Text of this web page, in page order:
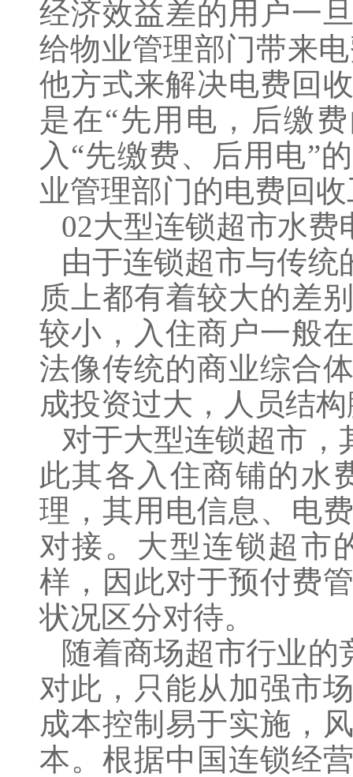
经济效益差的用户一
给物业管理部门带来
他方式来解决电费回
是在“先用电，后缴
入“先缴费、后用电”
业管理部门的电费回
02大型连锁超市水费
由于连锁超市与传
质上都有着较大的差
较小，入住商户一般
法像传统的商业综合
成投资过大，人员结
对于大型连锁超市，
此其各入住商铺的水
理，其用电信息、电
对接。大型连锁超市
样，因此对于预付费
状况区分对待。
随着商场超市行业
对此，只能从加强市
成本控制易于实施，
本。根据中国连锁经